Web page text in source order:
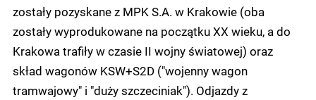
zostały pozyskane z MPK S.A. w Krakowie (oba
zostały wyprodukowane na początku XX wieku, a do
Krakowa trafiły w czasie II wojny światowej) oraz
skład wagonów KSW+S2D ("wojenny wagon
tramwajowy" i "duży szczeciniak"). Odjazdy z